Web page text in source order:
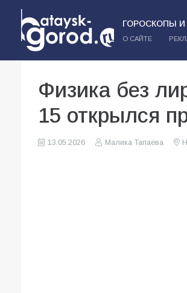
ГОРОСКОПЫ
О САЙТЕ
Физика без
15 открылся
13.05.2026 Малика Тапаева